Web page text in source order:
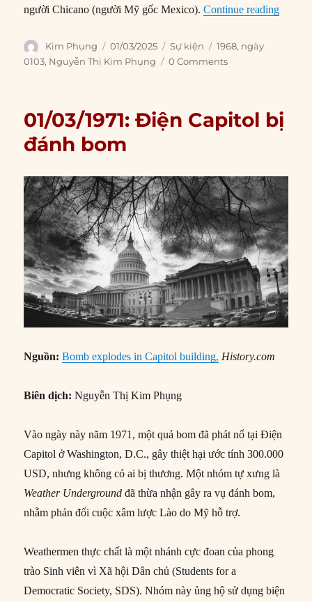
người Chicano (người Mỹ gốc Mexico).Continue reading“01/
Author
Kim Phụng
Posted
on
01/03/2025 Categories
Sự kiện Tags
1968, ngày
0103, Nguyễn Thị Kim Phụng 0 Comments
01/03/1971: Điện Capitol bị
đánh bom
Nguồn:Bomb explodes in Capitol building, History.com
Biên dịch: Nguyễn Thị Kim Phụng
Vào ngày này năm 1971, một quả bom đã phát nổ tại Điện
Capitol ở Washington, D.C., gây thiệt hại ước tính 300.000
USD, nhưng không có ai bị thương. Một nhóm tự xưng là
Weather Underground đã thừa nhận gây ra vụ đánh bom,
nhằm phản đối cuộc xâm lược Lào do Mỹ hỗ trợ.
Weathermen thực chất là một nhánh cực đoan của phong
trào Sinh viên vì Xã hội Dân chủ (Students for a
Democratic Society, SDS). Nhóm này ủng hộ sử dụng biện